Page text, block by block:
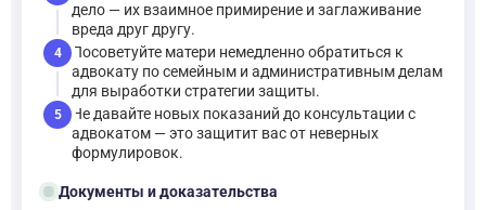
дело — их взаимное примирение и заглаживание
вреда друг другу.
4
Посоветуйте матери немедленно обратиться к
адвокату по семейным и административным делам
для выработки стратегии защиты.
5
Не давайте новых показаний до консультации с
адвокатом — это защитит вас от неверных
формулировок.
folder_openДокументы и доказательства